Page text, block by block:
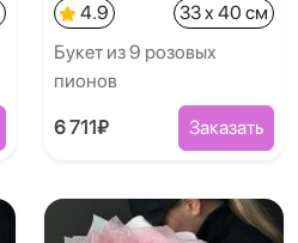
4.9
33 x 40 см
Букет из 9 розовых
пионов
6 711₽ Заказать